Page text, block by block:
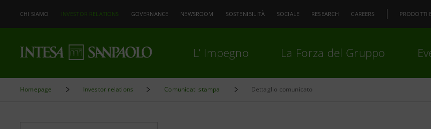
CHI SIAMO INVESTOR RELATIONS GOVERNANCE NEWSROOM SOSTENIBILITÀ SOCIALE RESEARCH CAREERS PRODOTTI
L’ Impegno La Forza del Gruppo
Homepage Investor relations Comunicati stampa Dettaglio comunicato